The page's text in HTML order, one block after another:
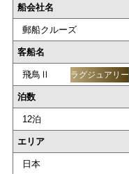
船会社名
郵船クルーズ
客船名
飛鳥Ⅱ ラグジュアリー
泊数
12泊
エリア
日本